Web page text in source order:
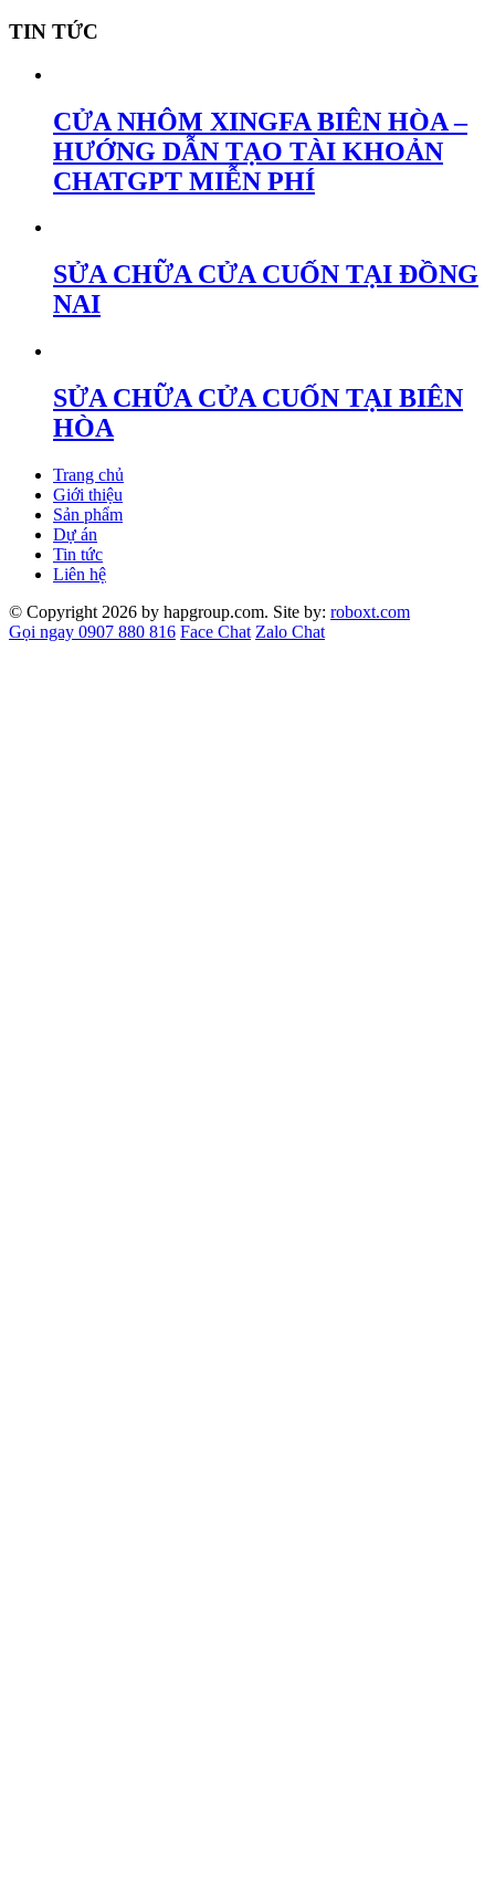
TIN TỨC
CỬA NHÔM XINGFA BIÊN HÒA –
HƯỚNG DẪN TẠO TÀI KHOẢN
CHATGPT MIỄN PHÍ
SỬA CHỮA CỬA CUỐN TẠI ĐỒNG
NAI
SỬA CHỮA CỬA CUỐN TẠI BIÊN
HÒA
Trang chủ
Giới thiệu
Sản phẩm
Dự án
Tin tức
Liên hệ
© Copyright 2026 by hapgroup.com. Site by: roboxt.com
Gọi ngay 0907 880 816 Face Chat Zalo Chat